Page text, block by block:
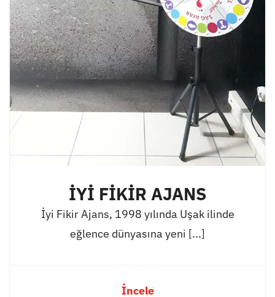
İYİ FİKİR AJANS
İyi Fikir Ajans, 1998 yılında Uşak ilinde
eğlence dünyasına yeni [...]
İncele